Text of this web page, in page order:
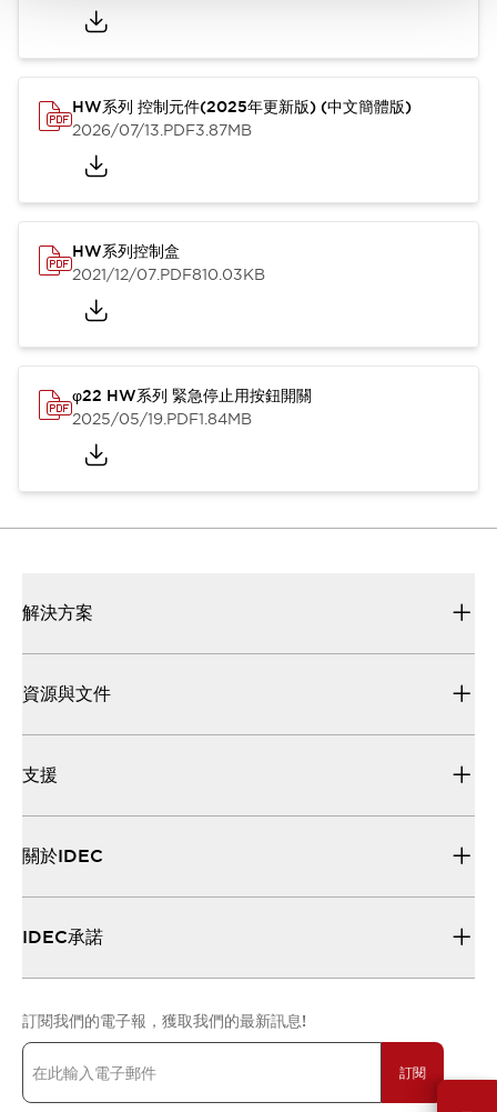
HW系列 控制元件(2025年更新版) (中文簡體版)
2026/07/13.PDF3.87MB
HW系列控制盒
2021/12/07.PDF810.03KB
φ22 HW系列 緊急停止用按鈕開關
2025/05/19.PDF1.84MB
解決方案
資源與文件
支援
關於IDEC
IDEC承諾
訂閱我們的電子報，獲取我們的最新訊息!
訂閱